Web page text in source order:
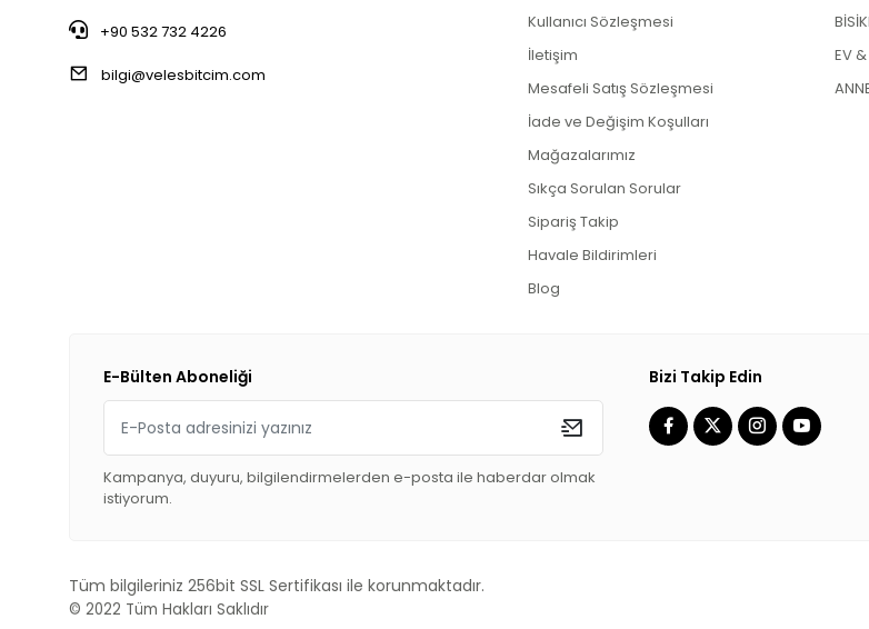
+90 532 732 4226
bilgi@velesbitcim.com
Kullanıcı Sözleşmesi
İletişim
Mesafeli Satış Sözleşmesi
İade ve Değişim Koşulları
Mağazalarımız
Sıkça Sorulan Sorular
Sipariş Takip
Havale Bildirimleri
Blog
EV
E-Bülten Aboneliği
Kampanya, duyuru, bilgilendirmelerden e-posta ile haberdar olmak
istiyorum.
Bizi Takip Edin
Tüm bilgileriniz 256bit SSL Sertifikası ile korunmaktadır.
© 2022 Tüm Hakları Saklıdır